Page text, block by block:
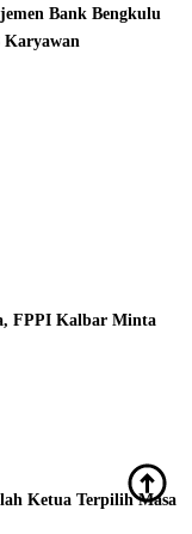
Bank Bengkulu
FPPI Kalbar Minta
Ketua Terpilih Masa